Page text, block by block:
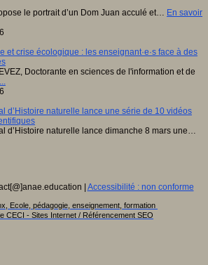
le portrait d’un Dom Juan acculé et… En savoir
et crise écologique : les enseignant·e·s face à des
Doctorante en sciences de l'information et de
d’Histoire naturelle lance une série de 10 vidéos
d’Histoire naturelle lance dimanche 8 mars une…
| Accessibilité : non conforme
Ecole, pédagogie, enseignement, formation
CECI - Sites Internet / Référencement SEO